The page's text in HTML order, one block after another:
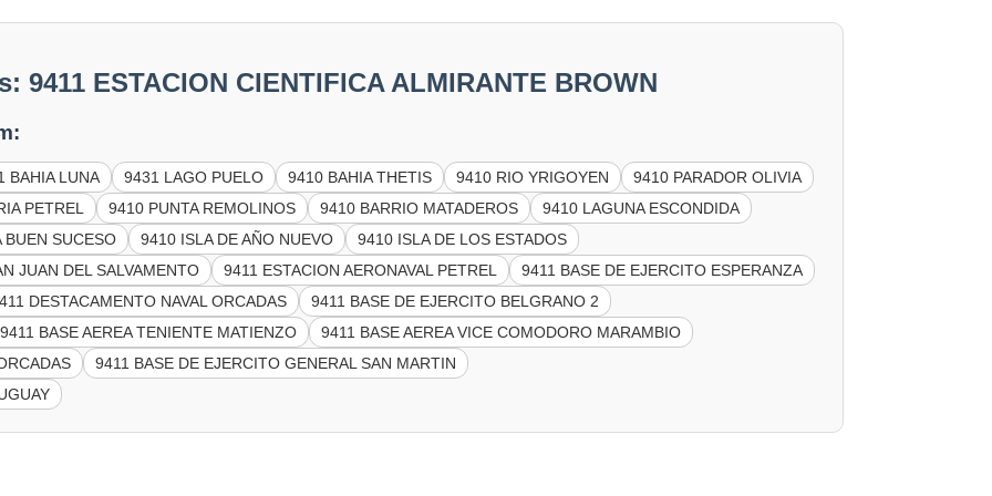
9411 ESTACION CIENTIFICA ALMIRANTE BROWN
BAHIA LUNA 9431 LAGO PUELO 9410 BAHIA THETIS 9410 RIO YRIGOYEN
9410 PARADOR OLIVIA
PETREL
9410 PUNTA REMOLINOS 9410 BARRIO MATADEROS
9410 LAGUNA ESCONDIDA
BUEN SUCESO
9410 ISLA DE AÑO NUEVO
9410 ISLA DE LOS ESTADOS
JUAN DEL SALVAMENTO
9411 ESTACION AERONAVAL PETREL
9411 BASE DE EJERCITO ESPERANZA
DESTACAMENTO NAVAL ORCADAS
9411 BASE DE EJERCITO BELGRANO 2
9411 BASE AEREA TENIENTE MATIENZO
9411 BASE AEREA VICE COMODORO MARAMBIO
9411 BASE DE EJERCITO GENERAL SAN MARTIN